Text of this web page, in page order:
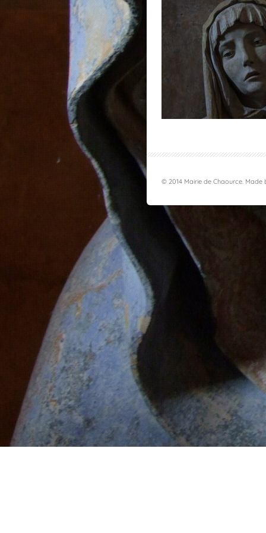
© 2014 Mairie de Chaource. Made